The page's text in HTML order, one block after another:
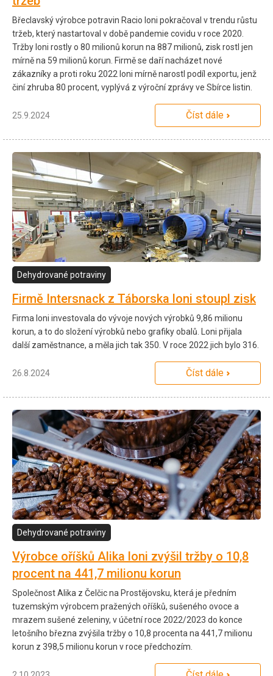
Břeclavský výrobce potravin Racio loni pokračoval v trendu růstu
tržeb, který nastartoval v době pandemie covidu v roce 2020.
Tržby loni rostly o 80 milionů korun na 887 milionů, zisk rostl jen
mírně na 59 milionů korun. Firmě se daří nacházet nové
zákazníky a proti roku 2022 loni mírně narostl podíl exportu, jenž
činí zhruba 80 procent, vyplývá z výroční zprávy ve Sbírce listin.
25.9.2024 Číst dále
Dehydrované potraviny
Firmě Intersnack z Táborska loni stoupl zisk
Firma loni investovala do vývoje nových výrobků 9,86 milionu
korun, a to do složení výrobků nebo grafiky obalů. Loni přijala
další zaměstnance, a měla jich tak 350. V roce 2022 jich bylo 316.
26.8.2024 Číst dále
Dehydrované potraviny
Výrobce oříšků Alika loni zvýšil tržby o 10,8
procent na 441,7 milionu korun
Společnost Alika z Čelčic na Prostějovsku, která je předním
tuzemským výrobcem pražených oříšků, sušeného ovoce a
mrazem sušené zeleniny, v účetní roce 2022/2023 do konce
letošního března zvýšila tržby o 10,8 procenta na 441,7 milionu
korun z 398,5 milionu korun v roce předchozím.